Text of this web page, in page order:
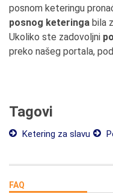
posnom keteringu
posnog keteringa bila
Ukoliko ste zadovoljni
preko našeg portala,
Tagovi
Ketering za slavu
FAQ